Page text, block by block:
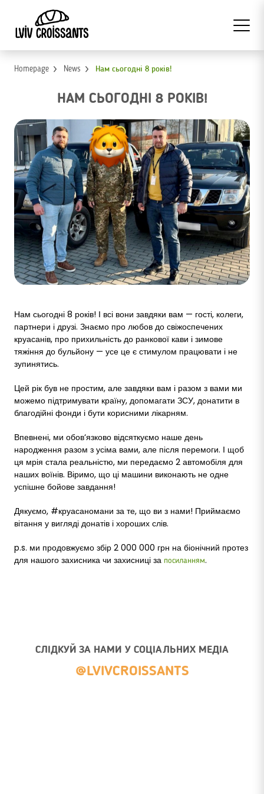
Homepage News Нам сьогодні 8 років!
НАМ СЬОГОДНІ 8 РОКІВ!
Нам сьогодні 8 років! І всі вони завдяки вам — гості, колеги,
партнери і друзі. Знаємо про любов до свіжоспечених
круасанів, про прихильність до ранкової кави і зимове
тяжіння до бульйону — усе це є стимулом працювати і не
зупинятись.
Цей рік був не простим, але завдяки вам і разом з вами ми
можемо підтримувати країну, допомагати ЗСУ, донатити в
благодійні фонди і бути корисними лікарням.
Впевнені, ми обов‘язково відсяткуємо наше день
народження разом з усіма вами, але після перемоги. І щоб
ця мрія стала реальністю, ми передаємо 2 автомобіля для
наших воїнів. Віримо, що ці машини виконають не одне
успішне бойове завдання!
Дякуємо, #круасаномани за те, що ви з нами! Приймаємо
вітання у вигляді донатів і хороших слів.
p.s. ми продовжуємо збір 2 000 000 грн на біонічний протез
для нашого захисника чи захисниці за посиланням.
СЛІДКУЙ ЗА НАМИ У СОЦІАЛЬНИХ МЕДІА
@LVIVCROISSANTS